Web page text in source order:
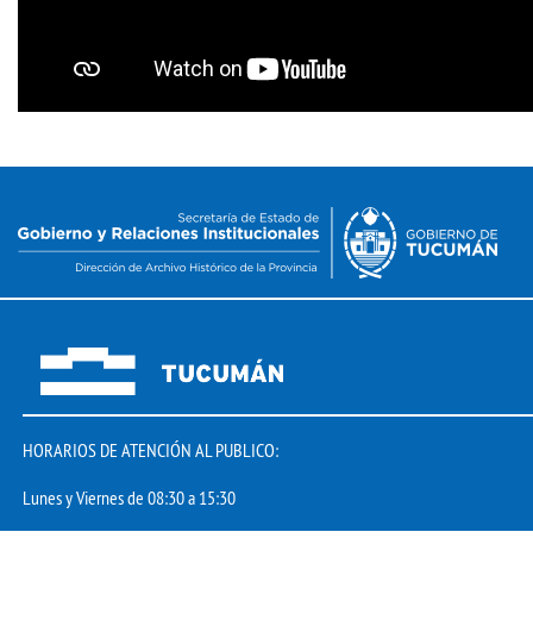
HORARIOS DE ATENCIÓN AL PUBLICO:
Lunes y Viernes de 08:30 a 15:30